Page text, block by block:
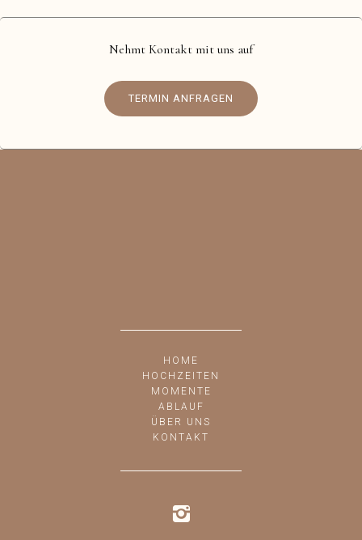
Nehmt Kontakt mit uns auf
TERMIN ANFRAGEN
HOME
HOCHZEITEN
MOMENTE
ABLAUF
ÜBER UNS
KONTAKT